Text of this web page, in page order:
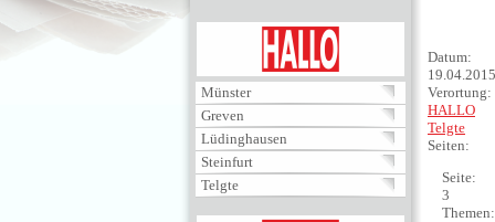
Münster
Greven
Lüdinghausen
Steinfurt
Telgte
Datum:
19.04.2015
Verortung:
HALLO
Telgte
Seiten:
Seite:
3
Themen: